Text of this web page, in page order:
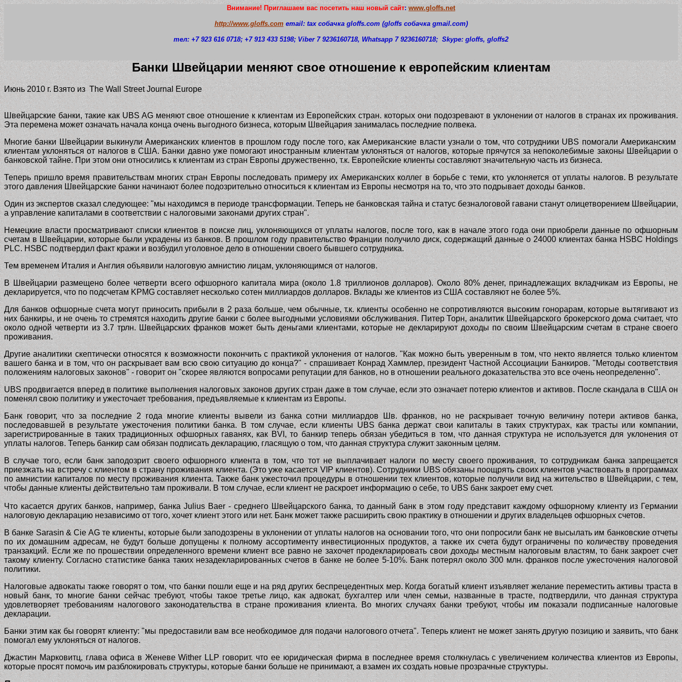
Внимание! Приглашаем вас посетить наш новый сайт: www.gloffs.net
http://www.gloffs.com email: tax собачка gloffs.com (gloffs собачка gmail.com)
тел: +7 923 616 0718; +7 913 433 5198; Viber 7 9236160718, Whatsapp 7 9236160718; Skype: gloffs, gloffs2
Банки Швейцарии меняют свое отношение к европейским клиентам
Июнь 2010 г. Взято из The Wall Street Journal Europe
Швейцарские банки, такие какUBS AGменяют свое отношение к клиентам из Европейских стран. которых они подозревают в уклонении от налогов в странах их проживания.
Эта перемена может означать начала конца очень выгодного бизнеса, которым Швейцария занималась последние полвека.
Многие банки Швейцарии выкинули Американских клиентов в прошлом году после того, как Американские власти узнали о том, что сотрудникиUBS помогали Американским
клиентам уклоняться от налогов в США. Банки давно уже помогают иностранным клиентам уклоняться от налогов, которые прячутся за непоколебимые законы Швейцарии о
банковской тайне. При этом они относились к клиентам из стран Европы дружественно, т.к. Европейские клиенты составляют значительную часть из бизнеса.
Теперь пришло время правительствам многих стран Европы последовать примеру их Американских коллег в борьбе с теми, кто уклоняется от уплаты налогов. В результате
этого давления Швейцарские банки начинают более подозрительно относиться к клиентам из Европы несмотря на то, что это подрывает доходы банков.
Один из экспертов сказал следующее: "мы находимся в периоде трансформации. Теперь не банковская тайна и статус безналоговой гавани станут олицетворением Швейцарии,
а управление капиталами в соответствии с налоговыми законами других стран".
Немецкие власти просматривают списки клиентов в поиске лиц, уклоняющихся от уплаты налогов, после того, как в начале этого года они приобрели данные по офшорным
счетам в Швейцарии, которые были украдены из банков. В прошлом году правительство Франции получило диск, содержащий данные о 24000 клиентах банка HSBC Holdings
PLC. HSBC подтвердил факт кражи и возбудил уголовное дело в отношении своего бывшего сотрудника.
Тем временем Италия и Англия объявили налоговую амнистию лицам, уклоняющимся от налогов.
В Швейцарии размещено более четверти всего офшорного капитала мира (около 1.8 триллионов долларов). Около 80% денег, принадлежащих вкладчикам из Европы, не
декларируется, что по подсчетамKPMGсоставляет несколько сотен миллиардов долларов. Вклады же клиентов из США составляют не более 5%.
Для банков офшорные счета могут приносить прибыли в 2 раза больше, чем обычные, т.к. клиенты особенно не сопротивляются высоким гонорарам, которые вытягивают из
них банкиры, и не очень то стремятся находить другие банки с более выгодными условиями обслуживания. Питер Торн, аналитик Швейцарского брокерского дома считает, что
около одной четверти из 3.7 трлн. Швейцарских франков может быть деньгами клиентами, которые не декларируют доходы по своим Швейцарским счетам в стране своего
проживания.
Другие аналитики скептически относятся к возможности покончить с практикой уклонения от налогов. "Как можно быть уверенным в том, что некто является только клиентом
вашего банка и в том, что он раскрывает вам всю свою ситуацию до конца?" - спрашивает Конрад Хаммлер, президент Частной Ассоциации Банкиров. "Методы соответствия
положениям налоговых законов" - говорит он "скорее являются вопросами репутации для банков, но в отношении реального доказательства это все очень неопределенно".
UBSпродвигается вперед в политике выполнения налоговых законов других стран даже в том случае, если это означает потерю клиентов и активов. После скандала в США он
поменял свою политику и ужесточает требования, предъявляемые к клиентам из Европы.
Банк говорит, что за последние 2 года многие клиенты вывели из банка сотни миллиардов Шв. франков, но не раскрывает точную величину потери активов банка,
последовавшей в результате ужесточения политики банка. В том случае, если клиенты UBSбанка держат свои капиталы в таких структурах, как трасты или компании,
зарегистрированные в таких традиционных офшорных гаванях, какBVI, то банкир теперь обязан убедиться в том, что данная структура не используется для уклонения от
уплаты налогов. Теперь банкир сам обязан подписать декларацию, гласящую о том, что данная структура служит законным целям.
В случае того, если банк заподозрит своего офшорного клиента в том, что тот не выплачивает налоги по месту своего проживания, то сотрудникам банка запрещается
приезжать на встречу с клиентом в страну проживания клиента. (Это уже касаетсяVIPклиентов). СотрудникиUBSобязаны поощрять своих клиентов участвовать в программах
по амнистии капиталов по месту проживания клиента. Также банк ужесточил процедуры в отношении тех клиентов, которые получили вид на жительство в Швейцарии, с тем,
чтобы данные клиенты действительно там проживали. В том случае, если клиент не раскроет информацию о себе, тоUBSбанк закроет ему счет.
Что касается других банков, например, банкаJulius Baer- среднего Швейцарского банка, то данный банк в этом году представит каждому офшорному клиенту из Германии
налоговую декларацию независимо от того, хочет клиент этого или нет. Банк может также расширить свою практику в отношении и других владельцев офшорных счетов.
В банке Sarasin & Cie AGте клиенты, которые были заподозрены в уклонении от уплаты налогов на основании того, что они попросили банк не высылать им банковские отчеты
по их домашним адресам, не будут больше допущены к полному ассортименту инвестиционных продуктов, а также их счета будут ограничены по количеству проведения
транзакций. Если же по прошествии определенного времени клиент все равно не захочет продекларировать свои доходы местным налоговым властям, то банк закроет счет
такому клиенту. Согласно статистике банка таких незадекларированных счетов в банке не более 5-10%. Банк потерял около 300 млн. франков после ужесточения налоговой
политики.
Налоговые адвокаты также говорят о том, что банки пошли еще и на ряд других беспрецедентных мер. Когда богатый клиент изъявляет желание переместить активы траста в
новый банк, то многие банки сейчас требуют, чтобы такое третье лицо, как адвокат, бухгалтер или член семьи, названные в трасте, подтвердили, что данная структура
удовлетворяет требованиям налогового законодательства в стране проживания клиента. Во многих случаях банки требуют, чтобы им показали подписанные налоговые
декларации.
Банки этим как бы говорят клиенту: "мы предоставили вам все необходимое для подачи налогового отчета". Теперь клиент не может занять другую позицию и заявить, что банк
помогал ему уклоняться от налогов.
Джастин Марковитц, глава офиса в ЖеневеWither LLPговорит. что ее юридическая фирма в последнее время столкнулась с увеличением количества клиентов из Европы,
которые просят помочь им разблокировать структуры, которые банки больше не принимают, а взамен их создать новые прозрачные структуры.